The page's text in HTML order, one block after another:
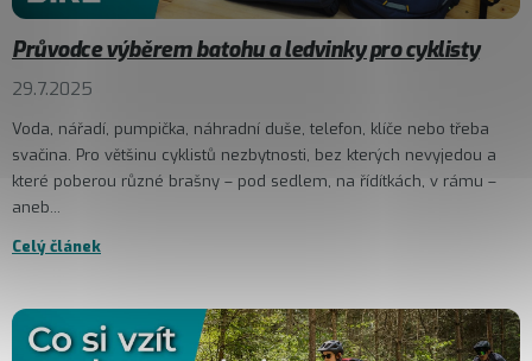
Průvodce výběrem batohu a ledvinky pro cyklisty
29.7.2025
Voda, nářadí, pumpička, náhradní duše, telefon, klíče nebo třeba
svačina. Pro většinu cyklistů nezbytnosti, bez kterých nevyjedou a
které poberou různé brašny – pod sedlem, na řídítkách, v rámu –
aneb...
Celý článek